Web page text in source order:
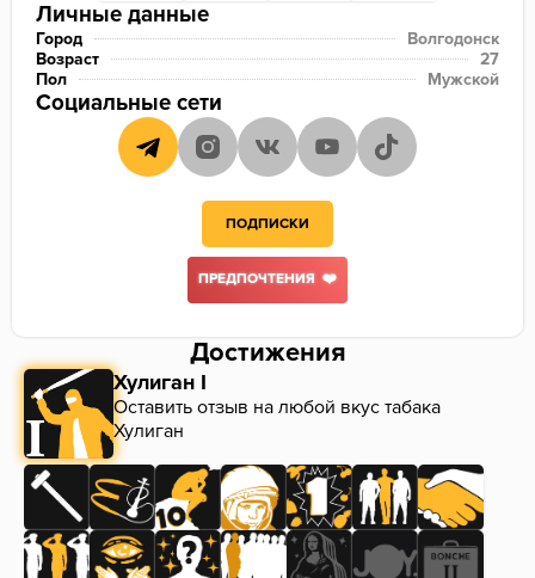
Личные данные
Город
Волгодонск
Возраст
27
Пол
Мужской
Социальные сети
ПОДПИСКИ
ПРЕДПОЧТЕНИЯ ❤️
Достижения
Хулиган I
Оставить отзыв на любой вкус табака
Хулиган